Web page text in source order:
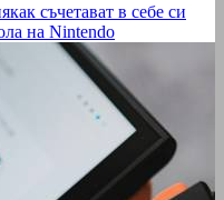
съчетават в себе си
на Nintendo